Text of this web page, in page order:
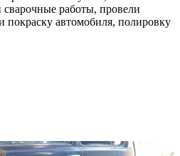
работы, провели
покраску автомобиля, полировку